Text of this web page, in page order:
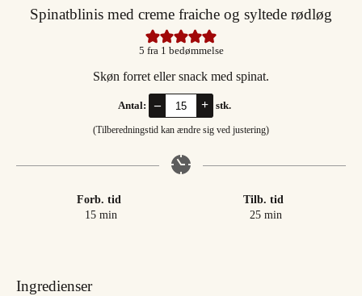
Spinatblinis med creme fraiche og syltede rødløg
5 fra 1 bedømmelse
Skøn forret eller snack med spinat.
Antal: – + stk.
(Tilberedningstid kan ændre sig ved justering)
Forb. tid
15minutter
min
Tilb. tid
25minutter
min
Ingredienser